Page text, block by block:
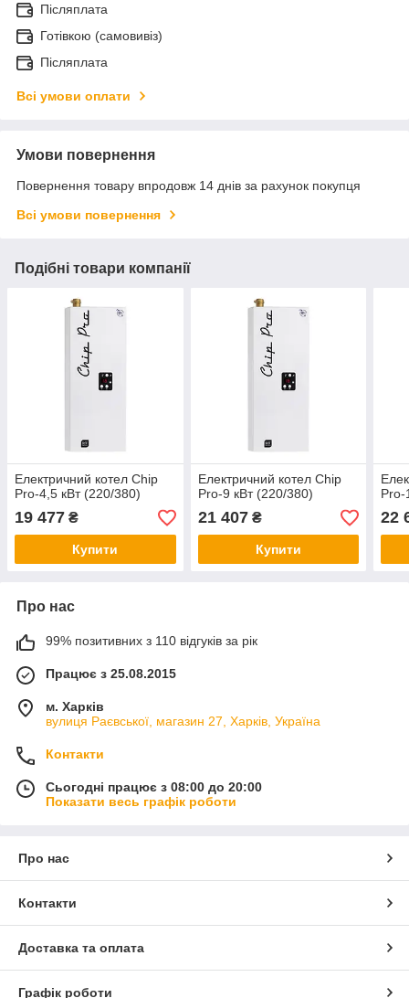
Післяплата
Готівкою (самовивіз)
Післяплата
Всі умови оплати
Умови повернення
Повернення товару впродовж 14 днів за рахунок покупця
Всі умови повернення
Подібні товари компанії
Електричний котел Chip
Pro-4,5 кВт (220/380)
19 477 ₴
Купити
Електричний котел Chip
Pro-9 кВт (220/380)
21 407₴
Купити
Pro-
22
Про нас
99% позитивних з 110 відгуків за рік
Працює з 25.08.2015
м. Харків
вулиця Раєвської, магазин 27, Харків, Україна
Контакти
Сьогодні працює з 08:00 до 20:00
Показати весь графік роботи
Про нас
Контакти
Доставка та оплата
Графік роботи